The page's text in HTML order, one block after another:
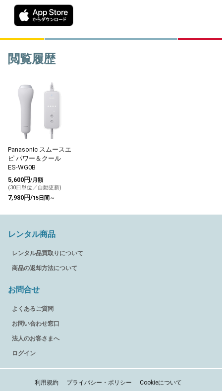
閲覧履歴
Panasonic スムースエ
ピ パワー＆クール
ES-WG0B
5,600円/月額
(30日単位／自動更新)
7,980円/15日間～
レンタル商品
レンタル品買取りについて
商品の返却方法について
お問合せ
よくあるご質問
お問い合わせ窓口
法人のお客さまへ
ログイン
利用規約 プライバシー・ポリシー Cookieについて